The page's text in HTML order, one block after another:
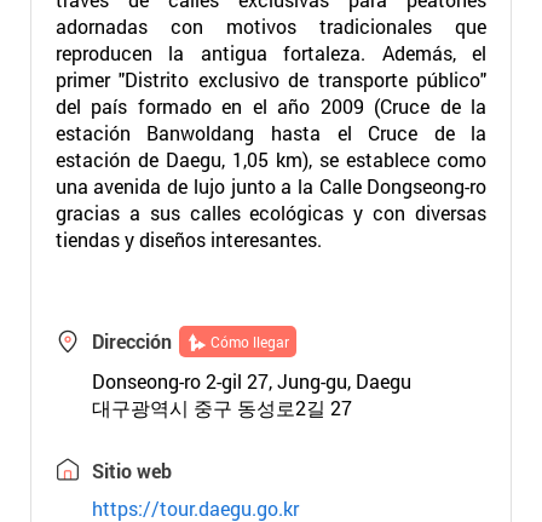
adornadas con motivos tradicionales que
reproducen la antigua fortaleza. Además, el
primer "Distrito exclusivo de transporte público"
del país formado en el año 2009 (Cruce de la
estación Banwoldang hasta el Cruce de la
estación de Daegu, 1,05 km), se establece como
una avenida de lujo junto a la Calle Dongseong-ro
gracias a sus calles ecológicas y con diversas
tiendas y diseños interesantes.
Dirección Cómo llegar
Donseong-ro 2-gil 27, Jung-gu, Daegu
대구광역시 중구 동성로2길 27
Sitio web
https://tour.daegu.go.kr